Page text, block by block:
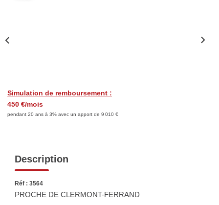
Simulation de remboursement :
450 €/mois
pendant 20 ans à 3% avec un apport de 9 010 €
Description
Réf : 3564
PROCHE DE CLERMONT-FERRAND